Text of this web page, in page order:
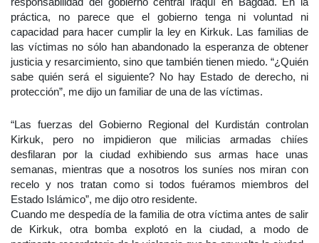
práctica, no parece que el gobierno tenga ni voluntad ni
capacidad para hacer cumplir la ley en Kirkuk. Las familias de
las víctimas no sólo han abandonado la esperanza de obtener
justicia y resarcimiento, sino que también tienen miedo. “¿Quién
sabe quién será el siguiente? No hay Estado de derecho, ni
protección”, me dijo un familiar de una de las víctimas.
“Las fuerzas del Gobierno Regional del Kurdistán controlan
Kirkuk, pero no impidieron que milicias armadas chiíes
desfilaran por la ciudad exhibiendo sus armas hace unas
semanas, mientras que a nosotros los suníes nos miran con
recelo y nos tratan como si todos fuéramos miembros del
Estado Islámico”, me dijo otro residente.
Cuando me despedía de la familia de otra víctima antes de salir
de Kirkuk, otra bomba explotó en la ciudad, a modo de